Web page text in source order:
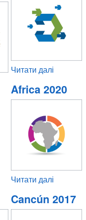
Читати далі
2021
Africa 2020
Читати далі
2020
Cancún 2017